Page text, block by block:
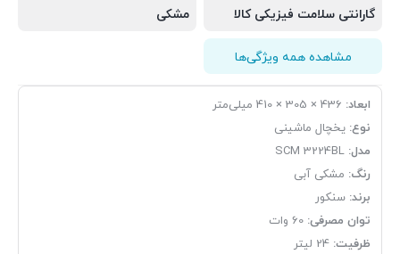
گارانتی سلامت فیزیکی کالا مشکی
مشاهده همه ویژگی‌ها
ابعاد:
نوع: یخچال ماشینی
مدل:
رنگ: مشکی آبی
برند: سنکور
توان مصرفی:
ظرفیت: